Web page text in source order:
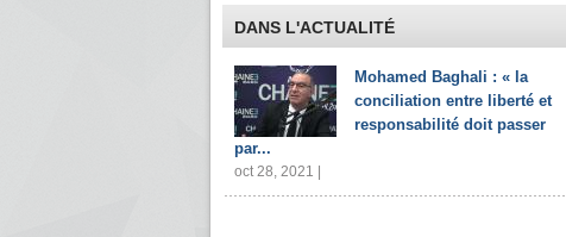
DANS L'ACTUALITÉ
Mohamed Baghali : « la
conciliation entre liberté et
responsabilité doit passer
par...
oct 28, 2021 |